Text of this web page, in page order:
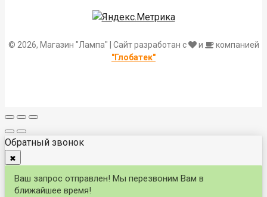
© 2026, Магазин "Лампа" | Сайт разработан с и
компанией
"Глобатек"
Обратный звонок
✖
Ваш запрос отправлен! Мы перезвоним Вам в
ближайшее время!